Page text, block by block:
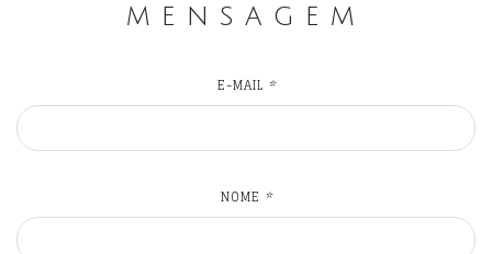
mensagem
E-MAIL *
NOME *